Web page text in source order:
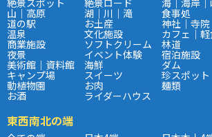
山｜高原 湖｜川｜滝 食事処
道の駅 お土産 神社｜寺院
温泉 文化施設 カフェ｜軽
商業施設 ソフトクリーム 林道
夜景 イベント体験 宿泊施設
美術館｜資料館 海鮮 ダム
キャンプ場 スイーツ 珍スポット
動植物園 お肉 麺類
お酒 ライダーハウス
東西南北の端